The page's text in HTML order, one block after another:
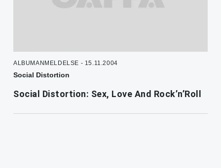
ALBUMANMELDELSE - 15.11.2004
Social Distortion
Social Distortion: Sex, Love And Rock’n’Roll